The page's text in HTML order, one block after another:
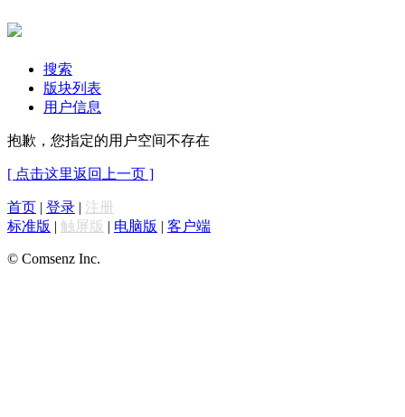
搜索
版块列表
用户信息
抱歉，您指定的用户空间不存在
[ 点击这里返回上一页 ]
首页 | 登录 | 注册
标准版 | 触屏版 | 电脑版 | 客户端
© Comsenz Inc.